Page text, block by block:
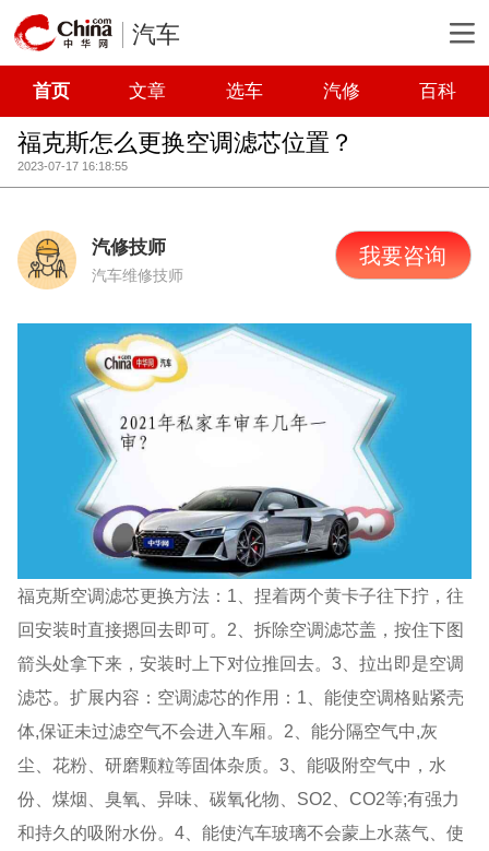
汽车
首页 文章 选车 汽修 百科
福克斯怎么更换空调滤芯位置？
2023-07-17 16:18:55
汽修技师
汽车维修技师
我要咨询
福克斯空调滤芯更换方法：1、捏着两个黄卡子往下拧，往
回安装时直接摁回去即可。2、拆除空调滤芯盖，按住下图
箭头处拿下来，安装时上下对位推回去。3、拉出即是空调
滤芯。扩展内容：空调滤芯的作用：1、能使空调格贴紧壳
体,保证未过滤空气不会进入车厢。2、能分隔空气中,灰
尘、花粉、研磨颗粒等固体杂质。3、能吸附空气中，水
份、煤烟、臭氧、异味、碳氧化物、SO2、CO2等;有强力
和持久的吸附水份。4、能使汽车玻璃不会蒙上水蒸气、使